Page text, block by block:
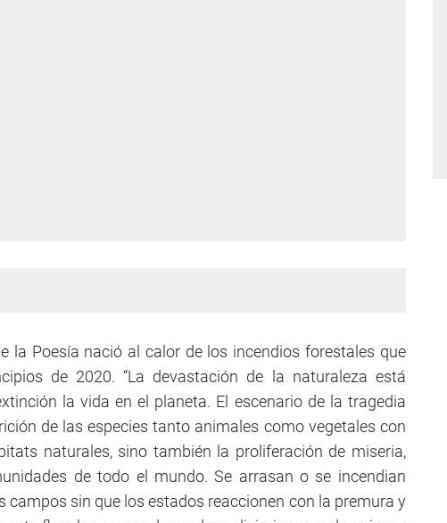
la Poesía nació al calor de los incendios forestales que
de 2020. “La devastación de la naturaleza está
la vida en el planeta. El escenario de la tragedia
de las especies tanto animales como vegetales con
naturales, sino también la proliferación de miseria,
de todo el mundo. Se arrasan o se incendian
campos sin que los estados reaccionen con la premura y